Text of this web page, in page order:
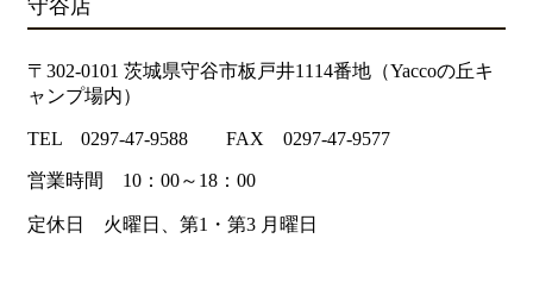
守谷店
〒302-0101 茨城県守谷市板戸井1114番地（Yaccoの丘キ
ャンプ場内）
TEL 0297-47-9588 FAX 0297-47-9577
営業時間 10：00～18：00
定休日 火曜日、第1・第3 月曜日